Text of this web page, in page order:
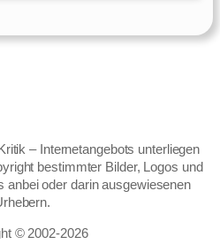
– Internetangebots unterliegen
bestimmter Bilder, Logos und
anbei oder darin ausgewiesenen
© 2002‑2026